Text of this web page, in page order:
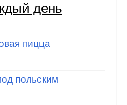
день
пицца
польским